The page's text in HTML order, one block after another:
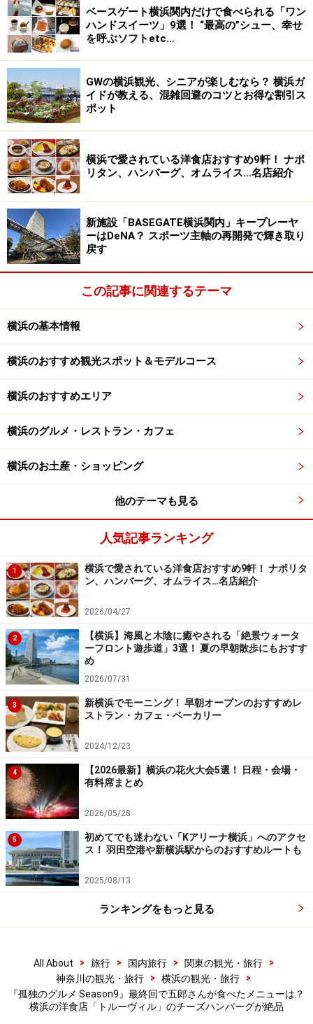
肉々しいハンバーグに頼もしいチーズが参
加
ハンバーグチーズのせ
「ハンバーグチーズのせ」を食べた五郎さんは「ど直球
の洋食。なんと肉々しい。デミグラスがやさしいじゃな
いか」「チーズが参加してくれるのが頼もしいほどうま
い」「ドレッシングはサウザンでキタか！ だよね、だよ
ねー」と、頭の中でつぶやきます。
「牛ヒレしょうが焼き」のほうは、「大当たり。しょう
が焼きってのがまた……。ありがたや」と、もりもり食べ
俺の胃袋の初恋相手!?の優しい味のナポリ
タン
ナポリタン
「まだぜんぜん入るぞ」と、「
（700円）」
ー。市毛良枝さん演じるお母さんは「そんなに大丈夫で
すか？ かしこまりました」と驚きつつも笑顔で対応しま
「これがシャリアピン！ むちゃくちゃいいじゃないか。
よし」「ニンニクバターしょう油の味が攻め込んでき
た。いいぞいいぞ、口の中、ガーリックライス」と、鶏
肉とごはんをほおばる五郎さん。
さらに「ナポリタンは俺の胃袋の初恋相手だ」とつぶや
きながら、おはしでナポリタンを口に運んでいきます。
ランチにつくコーヒー
「ごちそうさまでした」と食べ終えると、食後にネルド
リップで淹れたコーヒーが運ばれてきます。「まぁたく
さん食べていただいて。ごゆっくりどうぞ」とお母さ
ん。ゆったりと食後のコーヒーを楽しむ五郎さんでし
た。
「トルーヴィル」店舗情報
住所：横浜市南区真金町2-21
営業時間：11:00～14:00、17:00～21:00
ベースゲート横浜関内だけで食べられる「ワン
ハンドスイーツ」9選！ “最高の”シュー、幸せ
を呼ぶソフトetc…
GWの横浜観光、シニアが楽しむなら？ 横浜ガ
イドが教える、混雑回避のコツとお得な割引ス
ポット
横浜で愛されている洋食店おすすめ9軒！ ナポ
リタン、ハンバーグ、オムライス…名店紹介
新施設「BASEGATE横浜関内」キープレーヤ
ーはDeNA？ スポーツ主軸の再開発で輝き取り
戻す
この記事に関連するテーマ
横浜の基本情報
横浜のおすすめ観光スポット＆モデルコース
横浜のおすすめエリア
横浜のグルメ・レストラン・カフェ
横浜のお土産・ショッピング
他のテーマも見る
人気記事ランキング
1
横浜で愛されている洋食店おすすめ9軒！ ナポリタ
ン、ハンバーグ、オムライス…名店紹介
2026/04/27
2
【横浜】海風と木陰に癒やされる「絶景ウォータ
ーフロント遊歩道」3選！ 夏の早朝散歩にもおすす
め
2026/07/31
3
新横浜でモーニング！ 早朝オープンのおすすめレ
ストラン・カフェ・ベーカリー
2024/12/23
4
【2026最新】横浜の花火大会5選！ 日程・会場・
有料席まとめ
2026/05/28
5
初めてでも迷わない「Kアリーナ横浜」へのアクセ
ス！ 羽田空港や新横浜駅からのおすすめルートも
2025/08/13
ランキングをもっと見る
All About > 旅行 > 国内旅行 > 関東の観光・旅行
>
神奈川の観光・旅行
> 横浜の観光・旅行
>
『孤独のグルメ Season9』最終回で五郎さんが食べたメニューは？
横浜の洋食店「トルーヴィル」のチーズハンバーグが絶品